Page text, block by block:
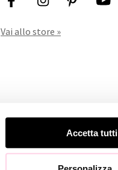
Accetta tutti
Vai allo store »